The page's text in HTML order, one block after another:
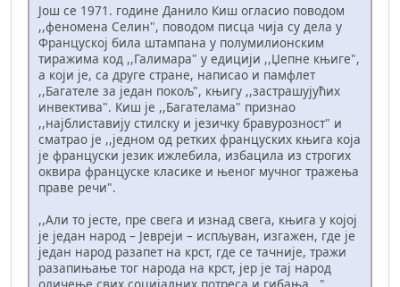
Још се 1971. године Данило Киш огласио поводом
,,феномена Селин", поводом писца чија су дела у
Француској била штампана у полумилионским
тиражима код ,,Галимара" у едицији ,,Џепне књиге",
а који је, са друге стране, написао и памфлет
,,Багателе за један покољ", књигу ,,застрашујућих
инвектива". Киш је ,,Багателама" признао
,,најблиставију стилску и језичку бравурозност" и
сматрао је ,,једном од ретких француских књига која
је француски језик ижлебила, избацила из строгих
оквира француске класике и њеног мучног тражења
праве речи".
,,Али то јесте, пре свега и изнад свега, књига у којој
је један народ – Јевреји – испљуван, изгажен, где је
један народ разапет на крст, где се тачније, тражи
разапињање тог народа на крст, јер је тај народ
оличење свих социјалних потреса и гибања...",